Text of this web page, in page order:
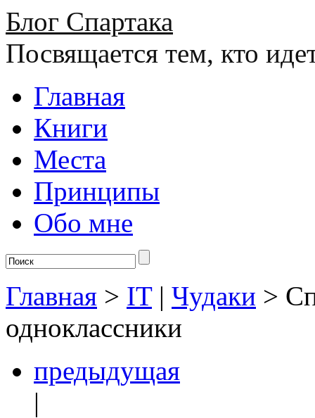
Блог Спартака
Посвящается тем, кто
Главная
Книги
Места
Принципы
Обо мне
Главная > IT| Чудаки >
одноклассники
предыдущая
|